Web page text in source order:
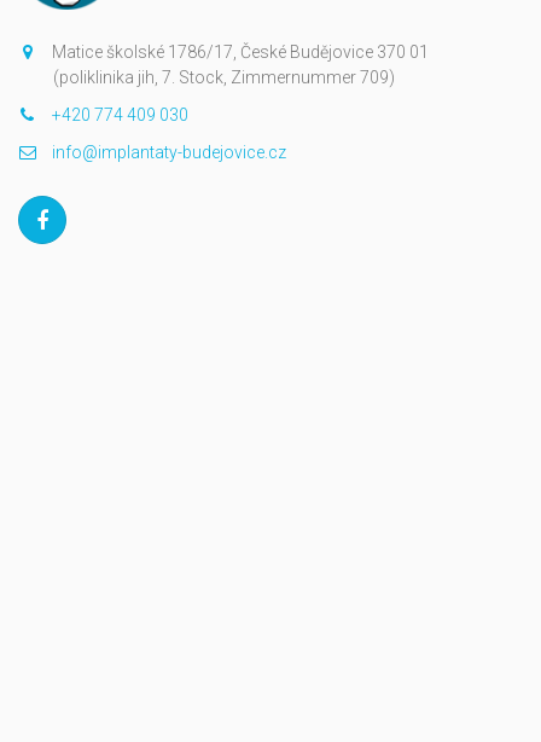
Matice školské 1786/17, České Budějovice 370 01
(poliklinika jih, 7. Stock, Zimmernummer 709)
+420 774 409 030
info@implantaty-budejovice.cz